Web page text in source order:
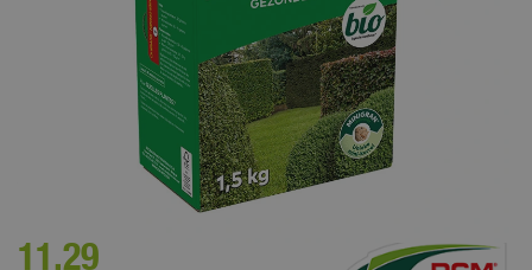
Voor het bemesten van alle hagen, taxus en coniferen
11,29